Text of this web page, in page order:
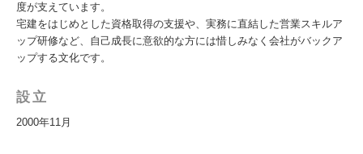
度が支えています。
宅建をはじめとした資格取得の支援や、実務に直結した営業スキルア
ップ研修など、自己成長に意欲的な方には惜しみなく会社がバックア
ップする文化です。
設立
2000年11月